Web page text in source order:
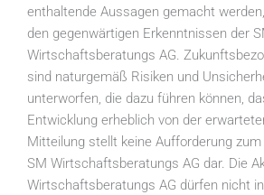
enthaltende Aussagen gemacht
den gegenwärtigen Erkenntnissen der
Wirtschaftsberatungs AG.
sind naturgemäß Risiken und
unterworfen, die dazu führen können,
Entwicklung erheblich von der
Mitteilung stellt keine Aufforderung
SM Wirtschaftsberatungs AG dar. Die
Wirtschaftsberatungs AG dürfen nicht